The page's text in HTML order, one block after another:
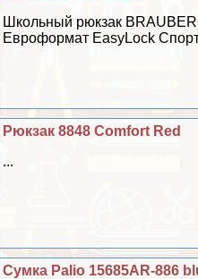
Школьный рюкзак
Евроформат EasyLock
Рюкзак 8848 Comfort Red
...
Сумка Palio 15685AR-886